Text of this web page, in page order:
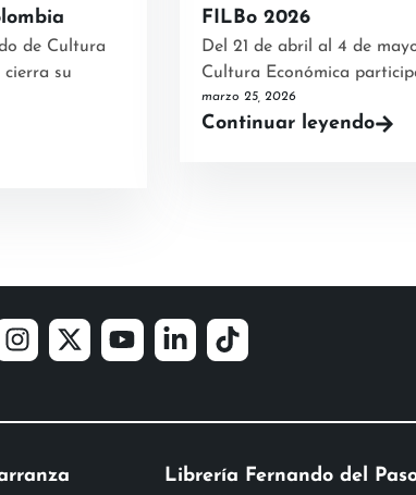
de Cultura
cierra su
FILBo 2026
Del 21 de abril al 4 de
Cultura Económica
marzo 25, 2026
Continuar leyendo
Librería Fernando del